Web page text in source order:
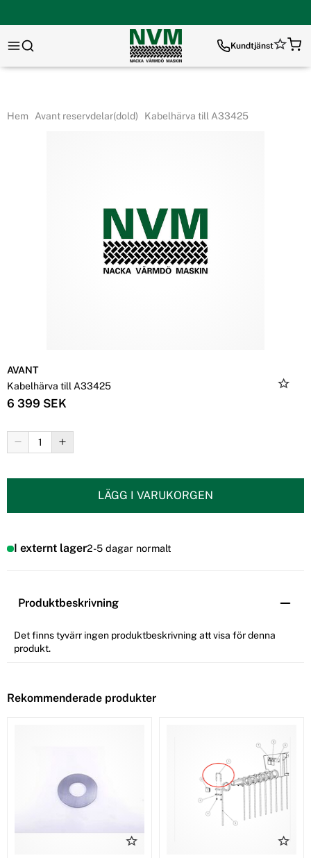
Kundtjänst
Hem Avant reservdelar(dold) Kabelhärva till A33425
AVANT
Kabelhärva till A33425
6 399 SEK
LÄGG I VARUKORGEN
I externt lager2-5 dagar normalt
Produktbeskrivning
Det finns tyvärr ingen produktbeskrivning att visa för denna
produkt.
Rekommenderade produkter